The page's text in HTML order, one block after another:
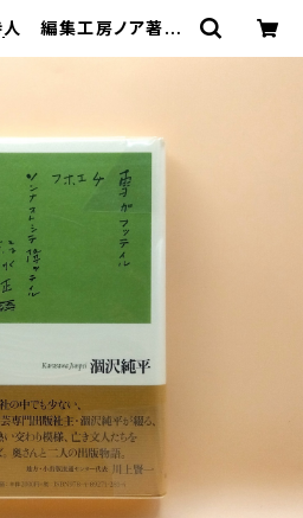
人 編集工房ノア著者